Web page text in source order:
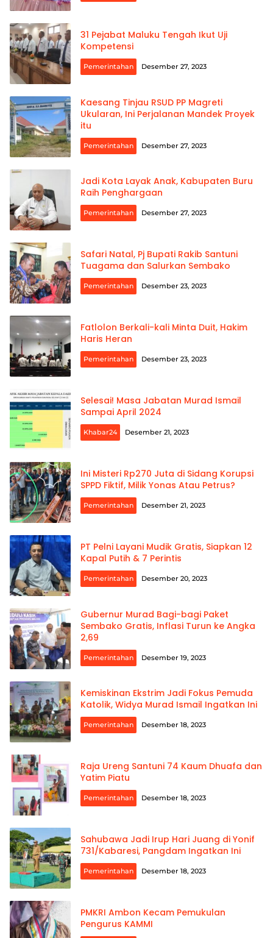
31 Pejabat Maluku Tengah Ikut Uji
Kompetensi
Pemerintahan Desember 27, 2023
Kaesang Tinjau RSUD PP Magreti
Ukularan, Ini Perjalanan Mandek Proyek
itu
Pemerintahan Desember 27, 2023
Jadi Kota Layak Anak, Kabupaten Buru
Raih Penghargaan
Pemerintahan Desember 27, 2023
Safari Natal, Pj Bupati Rakib Santuni
Tuagama dan Salurkan Sembako
Pemerintahan Desember 23, 2023
Fatlolon Berkali-kali Minta Duit, Hakim
Haris Heran
Pemerintahan Desember 23, 2023
Selesai! Masa Jabatan Murad Ismail
Sampai April 2024
Khabar24 Desember 21, 2023
Ini Misteri Rp270 Juta di Sidang Korupsi
SPPD Fiktif, Milik Yonas Atau Petrus?
Pemerintahan Desember 21, 2023
PT Pelni Layani Mudik Gratis, Siapkan 12
Kapal Putih & 7 Perintis
Pemerintahan Desember 20, 2023
Gubernur Murad Bagi-bagi Paket
Sembako Gratis, Inflasi Turun ke Angka
2,69
Pemerintahan Desember 19, 2023
Kemiskinan Ekstrim Jadi Fokus Pemuda
Katolik, Widya Murad Ismail Ingatkan Ini
Pemerintahan Desember 18, 2023
Raja Ureng Santuni 74 Kaum Dhuafa dan
Yatim Piatu
Pemerintahan Desember 18, 2023
Sahubawa Jadi Irup Hari Juang di Yonif
731/Kabaresi, Pangdam Ingatkan Ini
Pemerintahan Desember 18, 2023
PMKRI Ambon Kecam Pemukulan
Pengurus KAMMI